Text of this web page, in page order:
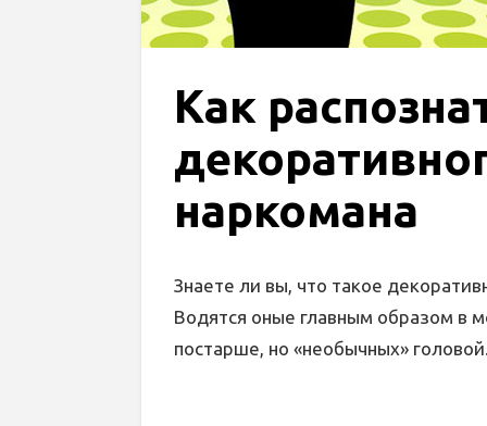
Как
наркомана
Знаете ли вы, что такое
Водятся оные главным образом в
постарше, но «необычных»